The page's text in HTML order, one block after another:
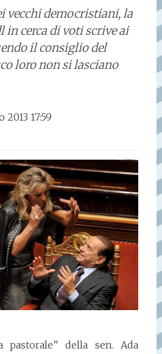
vecchi democristiani, la
in cerca di voti scrive ai
il consiglio del
loro non si lasciano
17:59
pastorale” della sen. Ada